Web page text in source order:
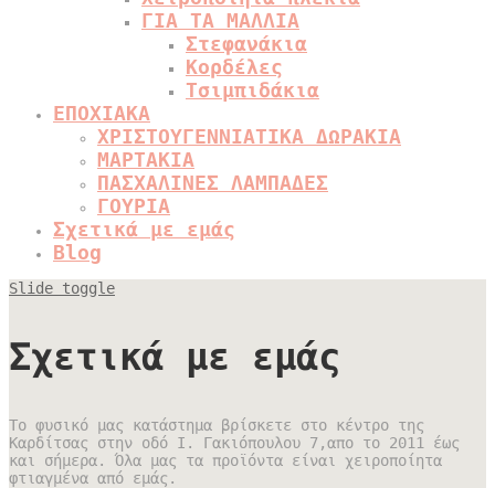
ΓΙΑ ΤΑ ΜΑΛΛΙΑ
Στεφανάκια
Κορδέλες
Τσιμπιδάκια
ΕΠΟΧΙΑΚΑ
ΧΡΙΣΤΟΥΓΕΝΝΙΑΤΙΚΑ ΔΩΡΑΚΙΑ
ΜΑΡΤΑΚΙΑ
ΠΑΣΧΑΛΙΝΕΣ ΛΑΜΠΑΔΕΣ
ΓΟΥΡΙΑ
Σχετικά με εμάς
Blog
Slide toggle
Σχετικά με εμάς
Το φυσικό μας κατάστημα βρίσκετε στο κέντρο της
Καρδίτσας στην οδό Ι. Γακιόπουλου 7,απο το 2011 έως
και σήμερα. Όλα μας τα προϊόντα είναι χειροποίητα
φτιαγμένα από εμάς.